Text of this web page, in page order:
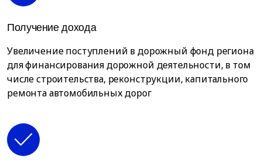
Получение дохода
Увеличение поступлений в дорожный фонд региона
для финансирования дорожной деятельности, в том
числе строительства, реконструкции, капитального
ремонта автомобильных дорог